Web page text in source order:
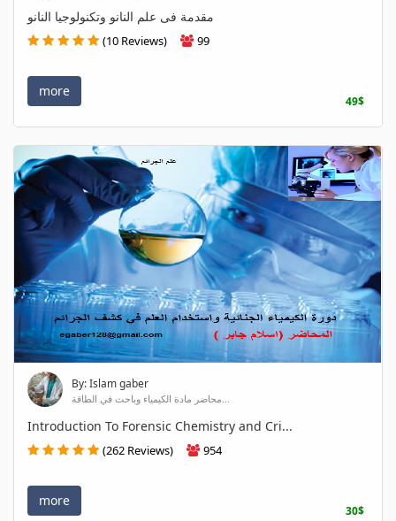
مقدمة فى علم النانو وتكنولوجيا النانو
(10 Reviews) 99
more
49$
By: Islam gaber
محاضر مادة الكيمياء وباحث في الطاقة...
Introduction To Forensic Chemistry and Cri...
(262 Reviews) 954
more
30$